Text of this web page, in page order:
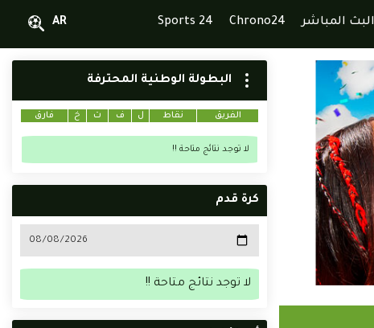
البث المباشر Chrono24
Sports 24
AR
البطولة الوطنية المحترفة
الفريق نقاط ل ف ت خ فارق
لا توجد نتائج متاحة !!
كرة قدم
لا توجد نتائج متاحة !!